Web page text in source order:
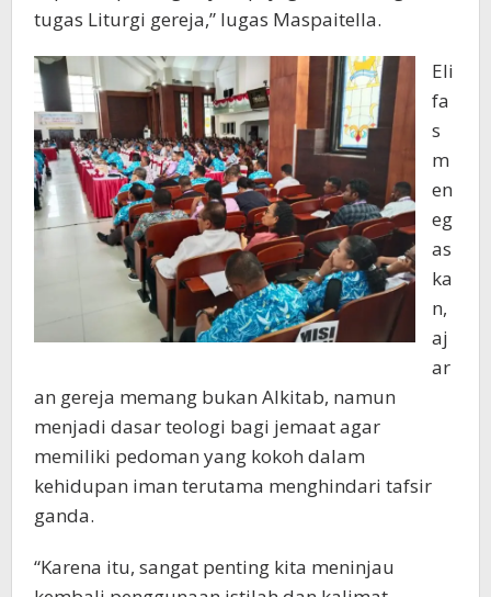
tugas Liturgi gereja,” lugas Maspaitella.
Eli
fa
s
m
en
eg
as
ka
n,
aj
ar
an gereja memang bukan Alkitab, namun
menjadi dasar teologi bagi jemaat agar
memiliki pedoman yang kokoh dalam
kehidupan iman terutama menghindari tafsir
ganda.
“Karena itu, sangat penting kita meninjau